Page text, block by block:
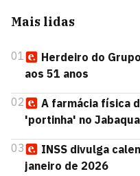
Mais lidas
01
Herdeiro do
aos 51 anos
02
A farmácia física
'portinha' no
03
INSS divulga
janeiro de 2026